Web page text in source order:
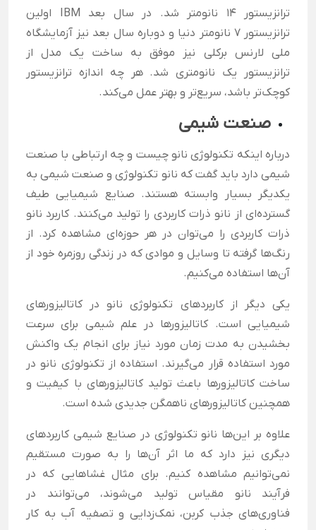
ترانزیستور 14 نانومتر شد. در سال بعد IBM اولین
ترانزیستور 7 نانومتر دنیا و دوباره سال بعد نیز آزمایشگاه
ملی لارنس برکلی نیز موفق به ساخت یک مدل از
ترانزیستور یک نانومتری شد. هر چه اندازه ترانزیستور
کوچک‌تر باشد، سریع‌تر و بهتر عمل می‌کند.
صنعت شیمی
درباره اینکه تکنولوژی نانو چیست و چه ارتباطی با صنعت
شیمی دارد باید گفت که نانو تکنولوژی و صنعت شیمی به
یکدیگر بسیار وابسته هستند. صنایع شیمیایی طیف
گسترده‌ای از نانو ذرات کاربردی را تولید می‌کنند. کاربرد نانو
ذرات کاربردی را می‌توان در هر حوزه‌ای مشاهده کرد. از
رنگ‌ها گرفته تا وسایل و موادی که در زندگی روزمره خود از
آن‌ها استفاده می‌کنیم.
یکی دیگر از کاربردهای تکنولوژی نانو در کاتالیزورهای
شیمیایی است. کاتالیزورها در علم شیمی برای سرعت
بخشیدن به مدت زمان مورد نیاز برای انجام یک واکنش
مورد استفاده قرار می‌گیرند. استفاده از تکنولوژی نانو در
ساخت کاتالیزورها باعث تولید کاتالیزورهای با کیفیت و
همچنین کاتالیزورهای ناهمگن جدیدی شده است.
علاوه بر این‌ها نانو تکنولوژی در صنایع شیمی کاربردهای
دیگری نیز دارد که ما اثر آن‌ها را به صورت مستقیم
نمی‌توانیم مشاهده کنیم. برای مثال غشاهایی که در
فرآیند نانو مقیاس تولید می‌شوند، می‌توانند در
فناوری‌های جذب کربن، نمک‌زدایی و تصفیه آب به کار